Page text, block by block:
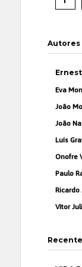
Autores
Eva
João
João
Luís
Onofre
Paulo
Ricardo
Vítor